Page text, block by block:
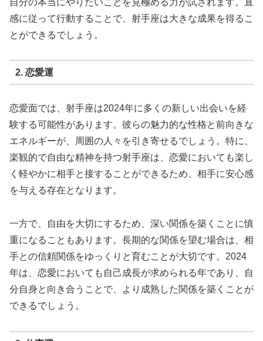
感に従って行動することで、射手座は大きな成果を得るこ
とができるでしょう。
2. 恋愛運
恋愛面では、射手座は2024年に多くの新しい出会いを経
験する可能性があります。彼らの魅力的な性格と前向きな
エネルギーが、周囲の人々を引き寄せるでしょう。特に、
楽観的で自由な精神を持つ射手座は、恋愛においても楽し
く軽やかに相手と接することができるため、相手に安心感
を与える存在となります。
一方で、自由を大切にするため、深い関係を築くことに慎
重になることもあります。長期的な関係を望む場合は、相
手との信頼関係をゆっくりと育むことが大切です。2024
年は、恋愛においても自己成長が求められる年であり、自
分自身と向き合うことで、より成熟した関係を築くことが
できるでしょう。